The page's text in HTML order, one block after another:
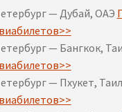
— Дубай, ОАЭ
— Бангкок,
— Пхукет,